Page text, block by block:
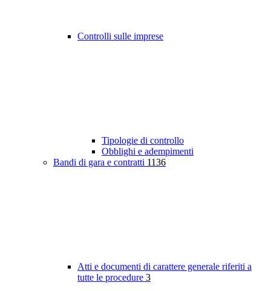
Controlli sulle imprese
Tipologie di controllo
Obblighi e adempimenti
Bandi di gara e contratti 1136
Atti e documenti di carattere generale riferiti a
tutte le procedure 3